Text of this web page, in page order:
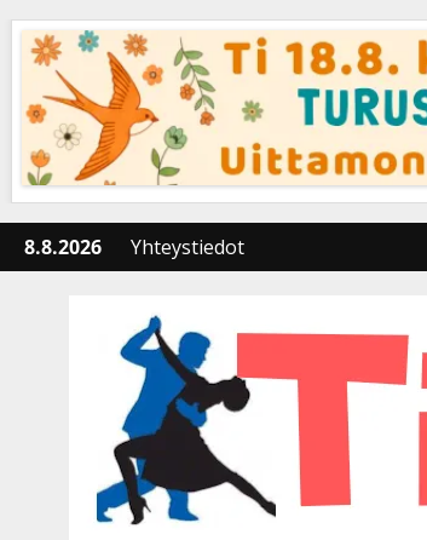
content
8.8.2026 Yhteystiedot